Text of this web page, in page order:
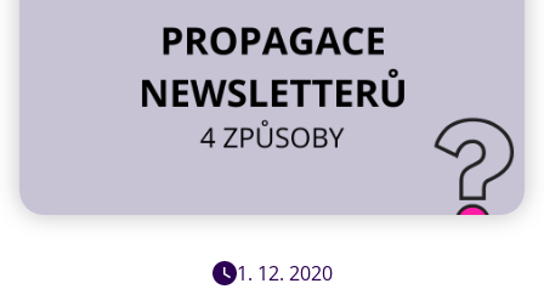
1. 12. 2020